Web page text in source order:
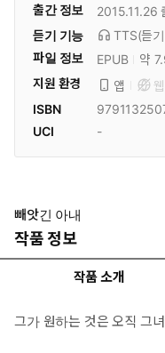
출간 정보 2015.11.26
듣기 기능
TTS(듣
파일 정보
EPUB 약
지원 환경
앱 웹
ISBN
UCI
-
빼앗긴 아내
작품 정보
작품 소개
그가 원하는 것은 오직 그